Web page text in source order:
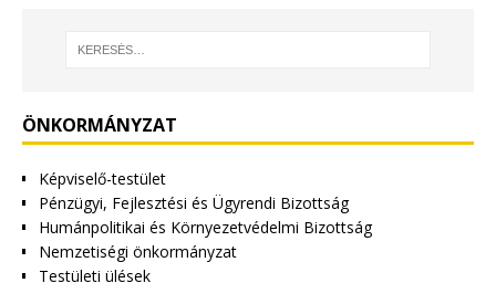
ÖNKORMÁNYZAT
Képviselő-testület
Pénzügyi, Fejlesztési és Ügyrendi Bizottság
Humánpolitikai és Környezetvédelmi Bizottság
Nemzetiségi önkormányzat
Testületi ülések